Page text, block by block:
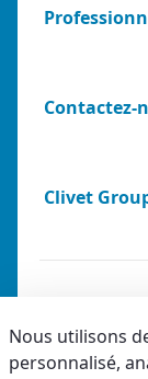
Contactez-
Clivet
Privacy
Nous utilisons
personnalisé,